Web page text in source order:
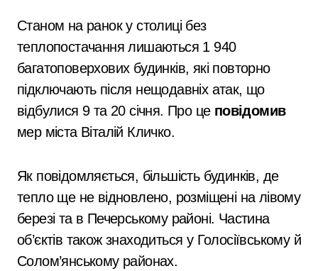
Станом на ранок у столиці без
теплопостачання лишаються 1 940
багатоповерхових будинків, які повторно
підключають після нещодавніх атак, що
відбулися 9 та 20 січня. Про це повідомив
мер міста Віталій Кличко.
Як повідомляється, більшість будинків, де
тепло ще не відновлено, розміщені на лівому
березі та в Печерському районі. Частина
об’єктів також знаходиться у Голосіївському й
Солом’янському районах.